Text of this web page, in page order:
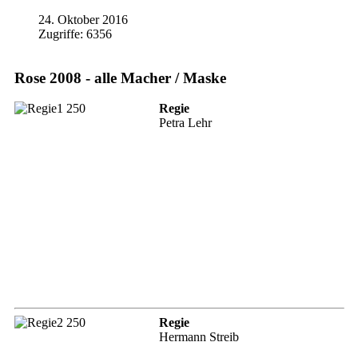
24. Oktober 2016
Zugriffe: 6356
Rose 2008 - alle Macher / Maske
Regie
Petra Lehr
Regie
Hermann Streib